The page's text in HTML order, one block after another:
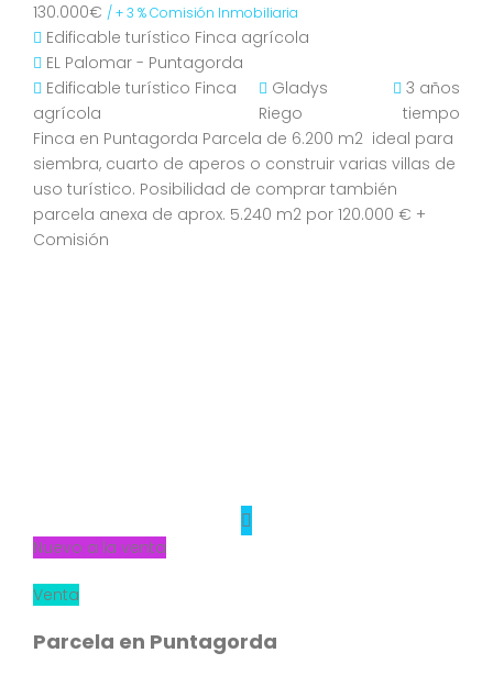
130.000€ / + 3 % Comisión Inmobiliaria
Edificable turístico Finca agrícola
EL Palomar - Puntagorda
Edificable turístico Finca
agrícola
Gladys
Riego
3 años
tiempo
Finca en Puntagorda Parcela de 6.200 m2 ideal para
siembra, cuarto de aperos o construir varias villas de
uso turístico. Posibilidad de comprar también
parcela anexa de aprox. 5.240 m2 por 120.000 € +
Comisión
Nuevo a la venta
Venta
Parcela en Puntagorda